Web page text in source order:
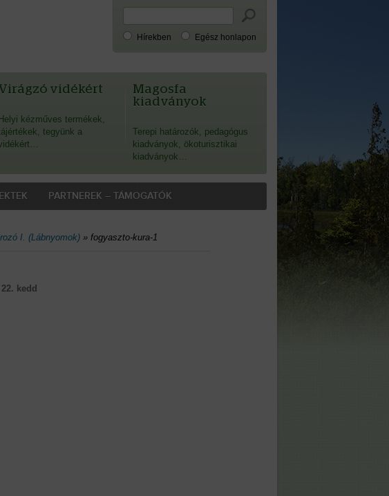
Hírekben Egész honlapon
Virágzó vidékért
Helyi kézműves termékek,
tegyünk a
Magosfa
kiadványok
Terepi határozók, pedagógus
kiadványok, ökoturisztikai
kiadványok…
PARTNEREK – TÁMOGATÓK
I. (Lábnyomok) » fogyaszto-kura-1
kedd